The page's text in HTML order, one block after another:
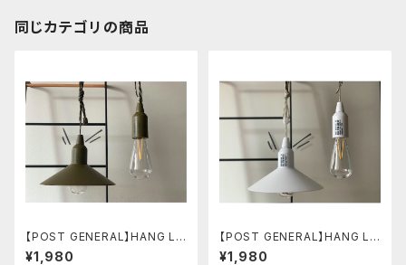
同じカテゴリの商品
【POST GENERAL】HANG LA
MP type2 オリーブカーキ
¥1,980
【POST GENERAL】HANG LA
MP type2 ホワイト
¥1,980